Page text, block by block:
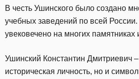
В честь Ушинского было создано
учебных заведений по всей
увековечено на многих
Ушинский Константин Дмитриевич –
историческая личность, но и